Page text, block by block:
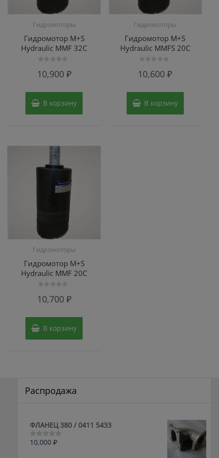
Гидромоторы
Гидромотор M+S
Hydraulic MMF 32C
010,900 ₽
В корзину
Гидромоторы
Гидромотор M+S
Hydraulic MMFS 20C
0
10,600₽
В корзину
Гидромоторы
Гидромотор M+S
Hydraulic MMF 20C
010,700 ₽
В корзину
Распродажа
ФЛАНЕЦ 380 / 0411 5433
Оценка
10,000 ₽